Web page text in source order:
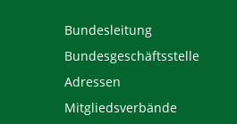
Bundesleitung
Bundesgeschäftsstelle
Adressen
Mitgliedsverbände